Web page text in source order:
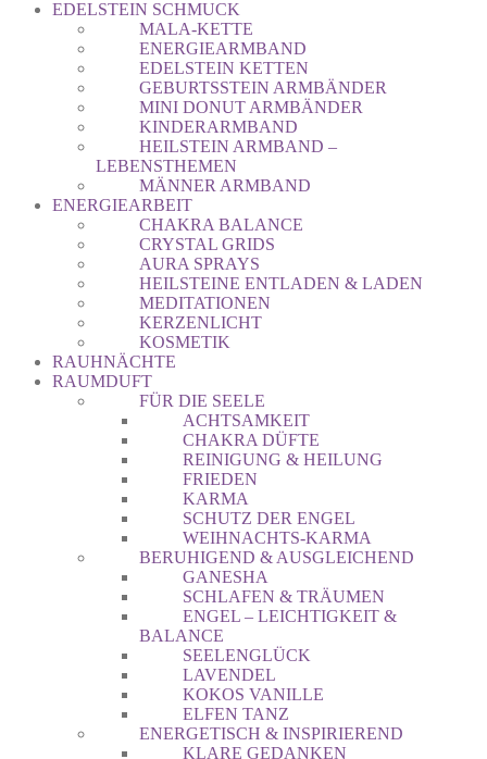
EDELSTEIN SCHMUCK
MALA-KETTE
ENERGIEARMBAND
EDELSTEIN KETTEN
GEBURTSSTEIN ARMBÄNDER
MINI DONUT ARMBÄNDER
KINDERARMBAND
HEILSTEIN ARMBAND –
LEBENSTHEMEN
MÄNNER ARMBAND
ENERGIEARBEIT
CHAKRA BALANCE
CRYSTAL GRIDS
AURA SPRAYS
HEILSTEINE ENTLADEN & LADEN
MEDITATIONEN
KERZENLICHT
KOSMETIK
RAUHNÄCHTE
RAUMDUFT
FÜR DIE SEELE
ACHTSAMKEIT
CHAKRA DÜFTE
REINIGUNG & HEILUNG
FRIEDEN
KARMA
SCHUTZ DER ENGEL
WEIHNACHTS-KARMA
BERUHIGEND & AUSGLEICHEND
GANESHA
SCHLAFEN & TRÄUMEN
ENGEL – LEICHTIGKEIT &
BALANCE
SEELENGLÜCK
LAVENDEL
KOKOS VANILLE
ELFEN TANZ
ENERGETISCH & INSPIRIEREND
KLARE GEDANKEN